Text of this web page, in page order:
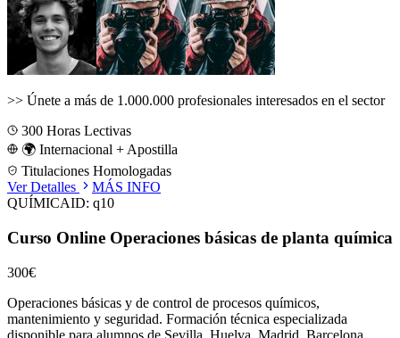
>> Únete a más de 1.000.000 profesionales interesados en el sector
300 Horas Lectivas
🌍 Internacional + Apostilla
Titulaciones Homologadas
Ver Detalles
MÁS INFO
QUÍMICAID: q10
Curso Online Operaciones básicas de planta química
300€
Operaciones básicas y de control de procesos químicos,
mantenimiento y seguridad. Formación técnica especializada
disponible para alumnos de Sevilla, Huelva, Madrid, Barcelona,